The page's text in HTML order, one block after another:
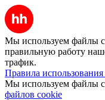
Мы используем файлы
правильную работу
трафик.
Правила
Мы используем файлы
файлов cookie